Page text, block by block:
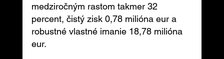
medziročným rastom takmer 32
percent, čistý zisk 0,78 milióna eur a
robustné vlastné imanie 18,78 milióna
eur.